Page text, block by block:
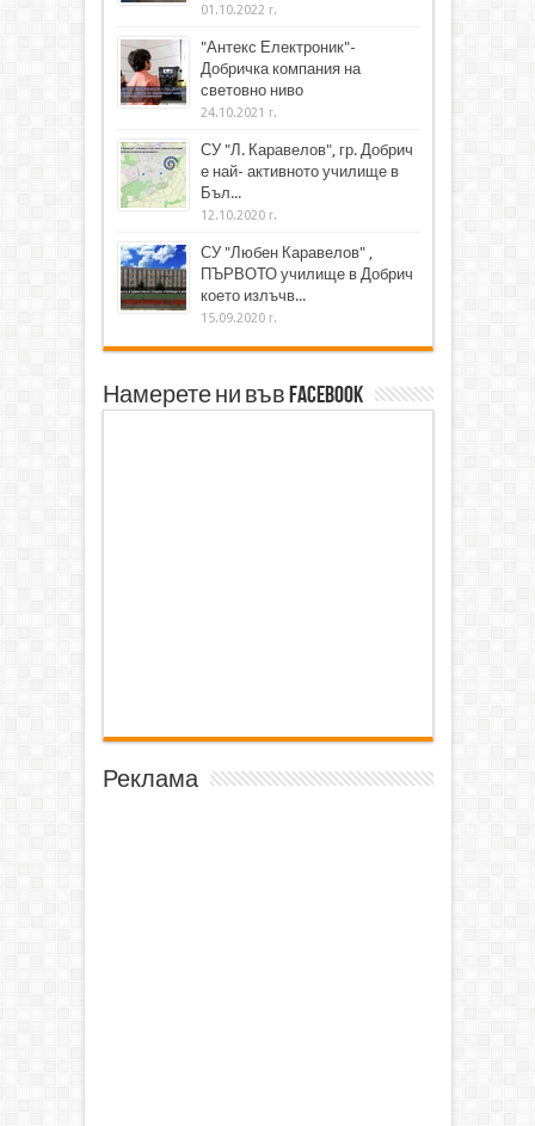
01.10.2022 г.
"Антекс Електроник"-
Добричка компания на
световно ниво
24.10.2021 г.
СУ "Л. Каравелов", гр. Добрич
е най- активното училище в
Бъл...
12.10.2020 г.
СУ "Любен Каравелов" ,
ПЪРВОТО училище в Добрич
което излъчв...
15.09.2020 г.
Намерете ни във Facebook
Реклама